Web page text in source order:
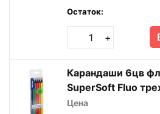
Остаток:
+
Карандаши 6цв флуоресцентные
SuperSoft Fluo
Цена